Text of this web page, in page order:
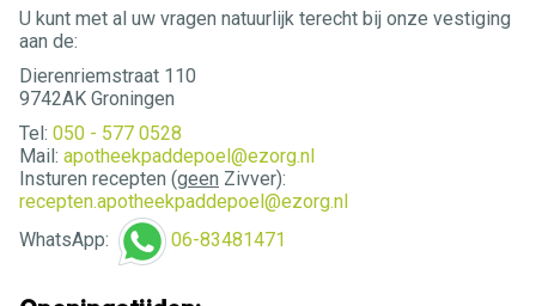
U kunt met al uw vragen natuurlijk terecht bij onze vestiging
aan de:
Dierenriemstraat 110
9742AK Groningen
Tel: 050 - 577 0528
Mail: apotheekpaddepoel@ezorg.nl
Insturen recepten (geen Zivver):
recepten.apotheekpaddepoel@ezorg.nl
WhatsApp:
06-83481471